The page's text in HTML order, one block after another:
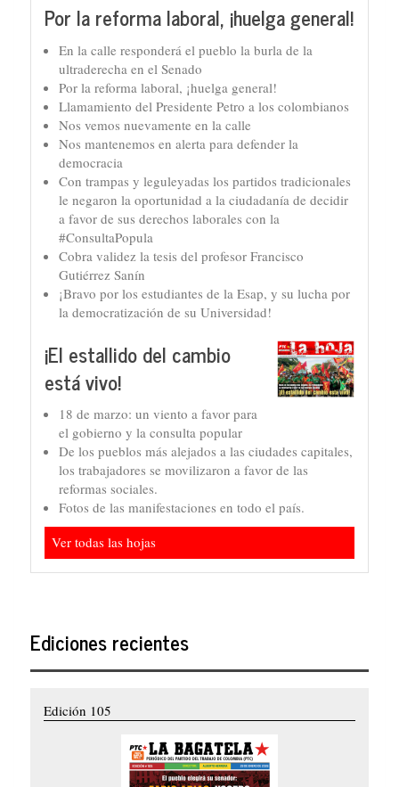
Por la reforma laboral, ¡huelga general!
En la calle responderá el pueblo la burla de la
ultraderecha en el Senado
Por la reforma laboral, ¡huelga general!
Llamamiento del Presidente Petro a los colombianos
Nos vemos nuevamente en la calle
Nos mantenemos en alerta para defender la
democracia
Con trampas y leguleyadas los partidos tradicionales
le negaron la oportunidad a la ciudadanía de decidir
a favor de sus derechos laborales con la
#ConsultaPopula
Cobra validez la tesis del profesor Francisco
Gutiérrez Sanín
¡Bravo por los estudiantes de la Esap, y su lucha por
la democratización de su Universidad!
¡El estallido del cambio
está vivo!
18 de marzo: un viento a favor para
el gobierno y la consulta popular
De los pueblos más alejados a las ciudades capitales,
los trabajadores se movilizaron a favor de las
reformas sociales.
Fotos de las manifestaciones en todo el país.
Ver todas las hojas
Ediciones recientes
Edición 105